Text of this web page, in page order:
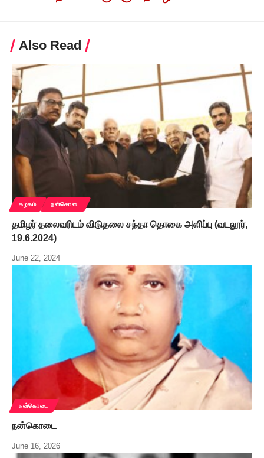
Also Read
கழகம் நன்கொடை
தமிழர் தலைவரிடம் விடுதலை சந்தா தொகை அளிப்பு (வடலூர்,
19.6.2024)
June 22, 2024
நன்கொடை
நன்கொடை
June 16, 2026